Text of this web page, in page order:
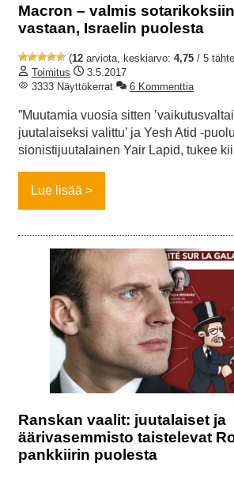
Macron – valmis
vastaan, Israelin puolesta
(12 arviota, keskiarvo: 4,75 / 5
Toimitus
3.5.2017
3333 Näyttökerrat
6 Kommenttia
”Muutamia vuosia sitten
juutalaiseksi valittu’ ja Yesh Atid -
sionistijuutalainen Yair Lapid, tukee
Lue lisää
Ranskan vaalit: juutalaiset ja
äärivasemmisto taistelevat
pankkiirin puolesta